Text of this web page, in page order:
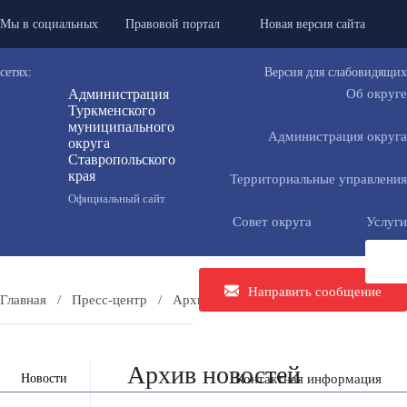
Мы в социальных
сетях:
Правовой портал Новая версия сайта
Версия для слабовидящих
Администрация
Туркменского
муниципального
округа
Ставропольского
края
Официальный сайт
Об округе
Администрация округа
Территориальные управления
Совет округа Услуги
Направить сообщение
Контактная информация
Главная / Пресс-центр / Архив новостей
Новости Архив новостей